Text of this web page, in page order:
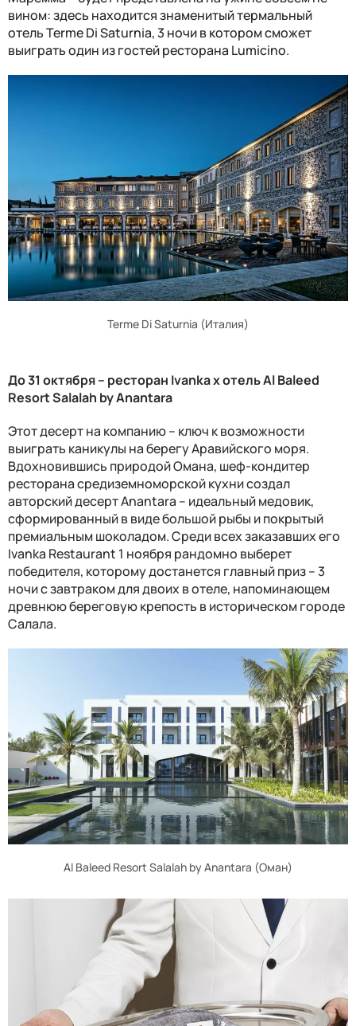
вином: здесь находится знаменитый термальный
отельTerme Di Saturnia, 3 ночи в котором сможет
выиграть один из гостей ресторана Lumicino.
Terme Di Saturnia (Италия)
До31 октября– ресторан Ivankaх отельAl Baleed
Resort Salalah by Anantara
Этот десерт на компанию – ключ к возможности
выиграть каникулы на берегу Аравийского моря.
Вдохновившись природой Омана, шеф-кондитер
ресторана средиземноморской кухни создал
авторский десертAnantara – идеальный медовик,
сформированный в виде большой рыбы и покрытый
премиальным шоколадом. Среди всех заказавших его
Ivanka Restaurant 1 ноября рандомно выберет
победителя, которому достанется главный приз – 3
ночи с завтраком для двоих в отеле, напоминающем
древнюю береговую крепость в историческом городе
Салала.
Al Baleed Resort Salalah by Anantara (Оман)